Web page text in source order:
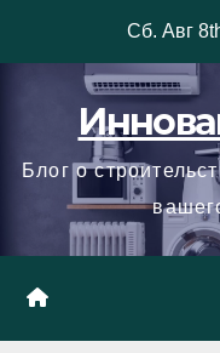
Сб. Авг
Блог о